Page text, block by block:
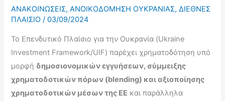
ΑΝΑΚΟΙΝΩΣΕΙΣ,ΑΝΟΙΚΟΔΟΜΗΣΗ ΟΥΚΡΑΝΙΑΣ,ΔΙΕΘΝΕΣ
ΠΛΑΙΣΙΟ /03/09/2024
Το Επενδυτικό Πλαίσιο για την Ουκρανία (Ukraine
Investment Framework/UIF) παρέχει χρηματοδότηση υπό
μορφή δημοσιονομικών εγγυήσεων, σύμμειξης
χρηματοδοτικών πόρων (blending) και αξιοποίησης
χρηματοδοτικών μέσων της ΕΕ και παράλληλα